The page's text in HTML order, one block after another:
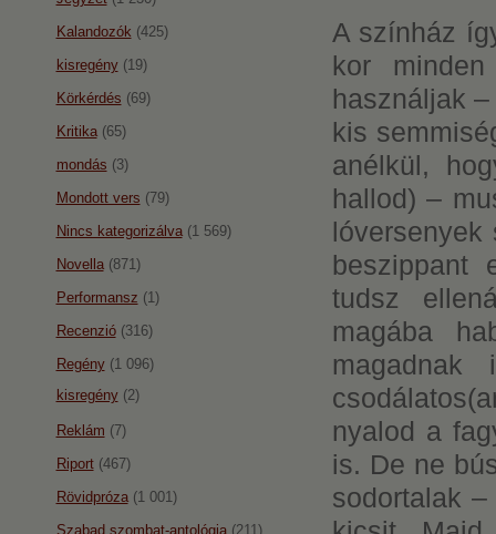
A színház
kor
használjak
kis
anélkül,
hallod) –
beszippant
tudsz
magába
magadnak
nyalod a
is. De ne
sodortalak
Kalandozók (425)
kisregény(19)
Körkérdés (69)
Kritika(65)
mondás (3)
Mondott vers (79)
Nincs kategorizálva(1 569)
Novella(871)
Performansz (1)
Recenzió(316)
Regény(1 096)
kisregény(2)
Reklám (7)
Riport(467)
Rövidpróza(1 001)
Szabad szombat-antológia(211)